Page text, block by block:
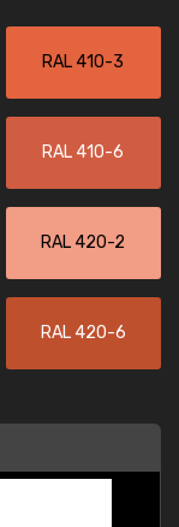
RAL 410-3
RAL 410-6
RAL 420-2
RAL 420-6